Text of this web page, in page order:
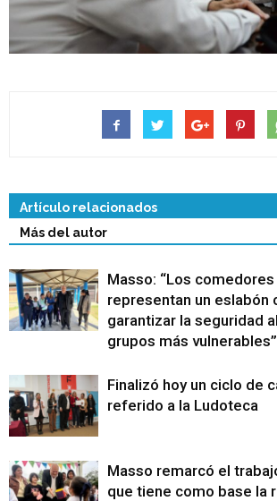
Artículo relacionados
Más del autor
Masso: “Los
representan un eslabón
garantizar la seguridad
grupos más vulnerables”
Finalizó hoy un ciclo de
referido a la Ludoteca
Masso remarcó el
que tiene como base la